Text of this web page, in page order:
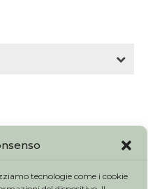
tecnologie come i cookie